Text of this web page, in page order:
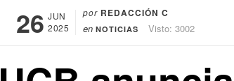
26 JUN
2025
por REDACCIÓN C
en NOTICIAS Visto: 3002